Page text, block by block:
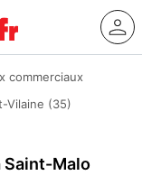
commerciaux
Vilaine (35)
Saint-Malo